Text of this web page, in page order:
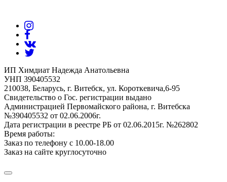
ИП Химдиат Надежда Анатольевна
УНП 390405532
210038, Беларусь, г. Витебск, ул. Короткевича,6-95
Свидетельство о Гос. регистрации выдано
Администрацией Первомайского района, г. Витебска
№390405532 от 02.06.2006г.
Дата регистрации в реестре РБ от 02.06.2015г. №262802
Время работы:
Заказ по телефону с 10.00-18.00
Заказ на сайте круглосуточно